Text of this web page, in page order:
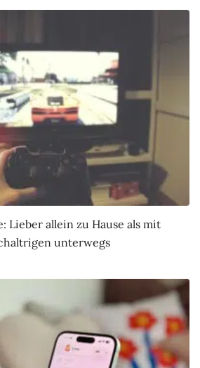
Lieber allein zu Hause als mit
unterwegs